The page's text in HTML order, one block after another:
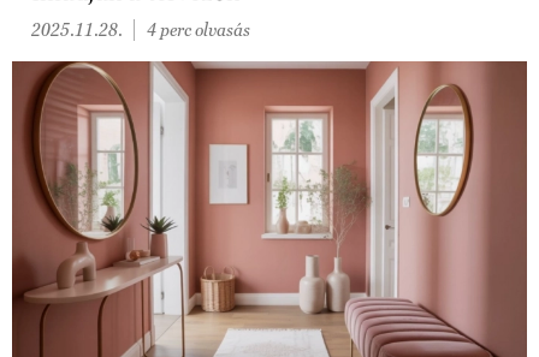
2025.11.28. 4 perc olvasás